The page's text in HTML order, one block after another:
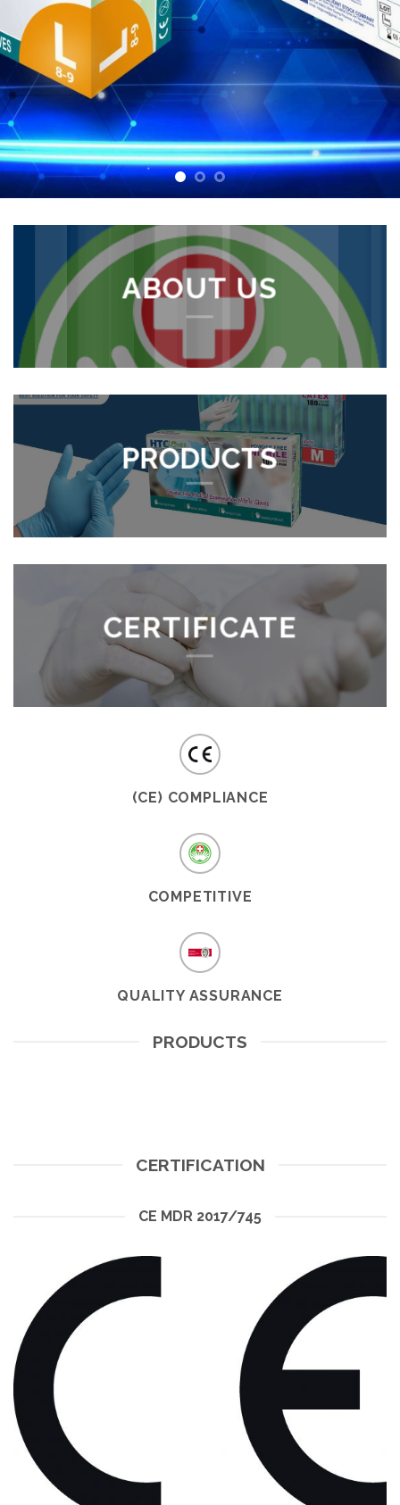
ABOUT US
PRODUCTS
CERTIFICATE
(CE) COMPLIANCE
COMPETITIVE
QUALITY ASSURANCE
PRODUCTS
CERTIFICATION
CE MDR 2017/745